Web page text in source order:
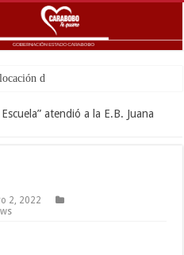
de más de mil 500
atendió a la E.B. Juana
2, 2022